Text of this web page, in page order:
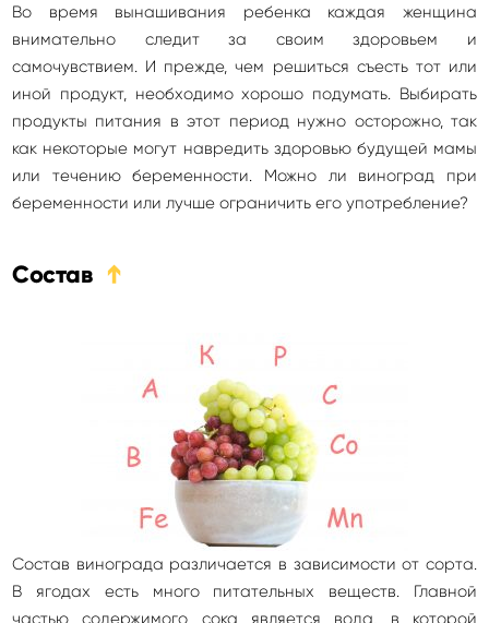
Во время вынашивания ребенка каждая женщина
внимательно следит за своим здоровьем и
самочувствием. И прежде, чем решиться съесть тот или
иной продукт, необходимо хорошо подумать. Выбирать
продукты питания в этот период нужно осторожно, так
как некоторые могут навредить здоровью будущей мамы
или течению беременности. Можно ли виноград при
беременности или лучше ограничить его употребление?
Состав ➔
Состав винограда различается в зависимости от сорта.
В ягодах есть много питательных веществ. Главной
частью содержимого сока является вода, в которой